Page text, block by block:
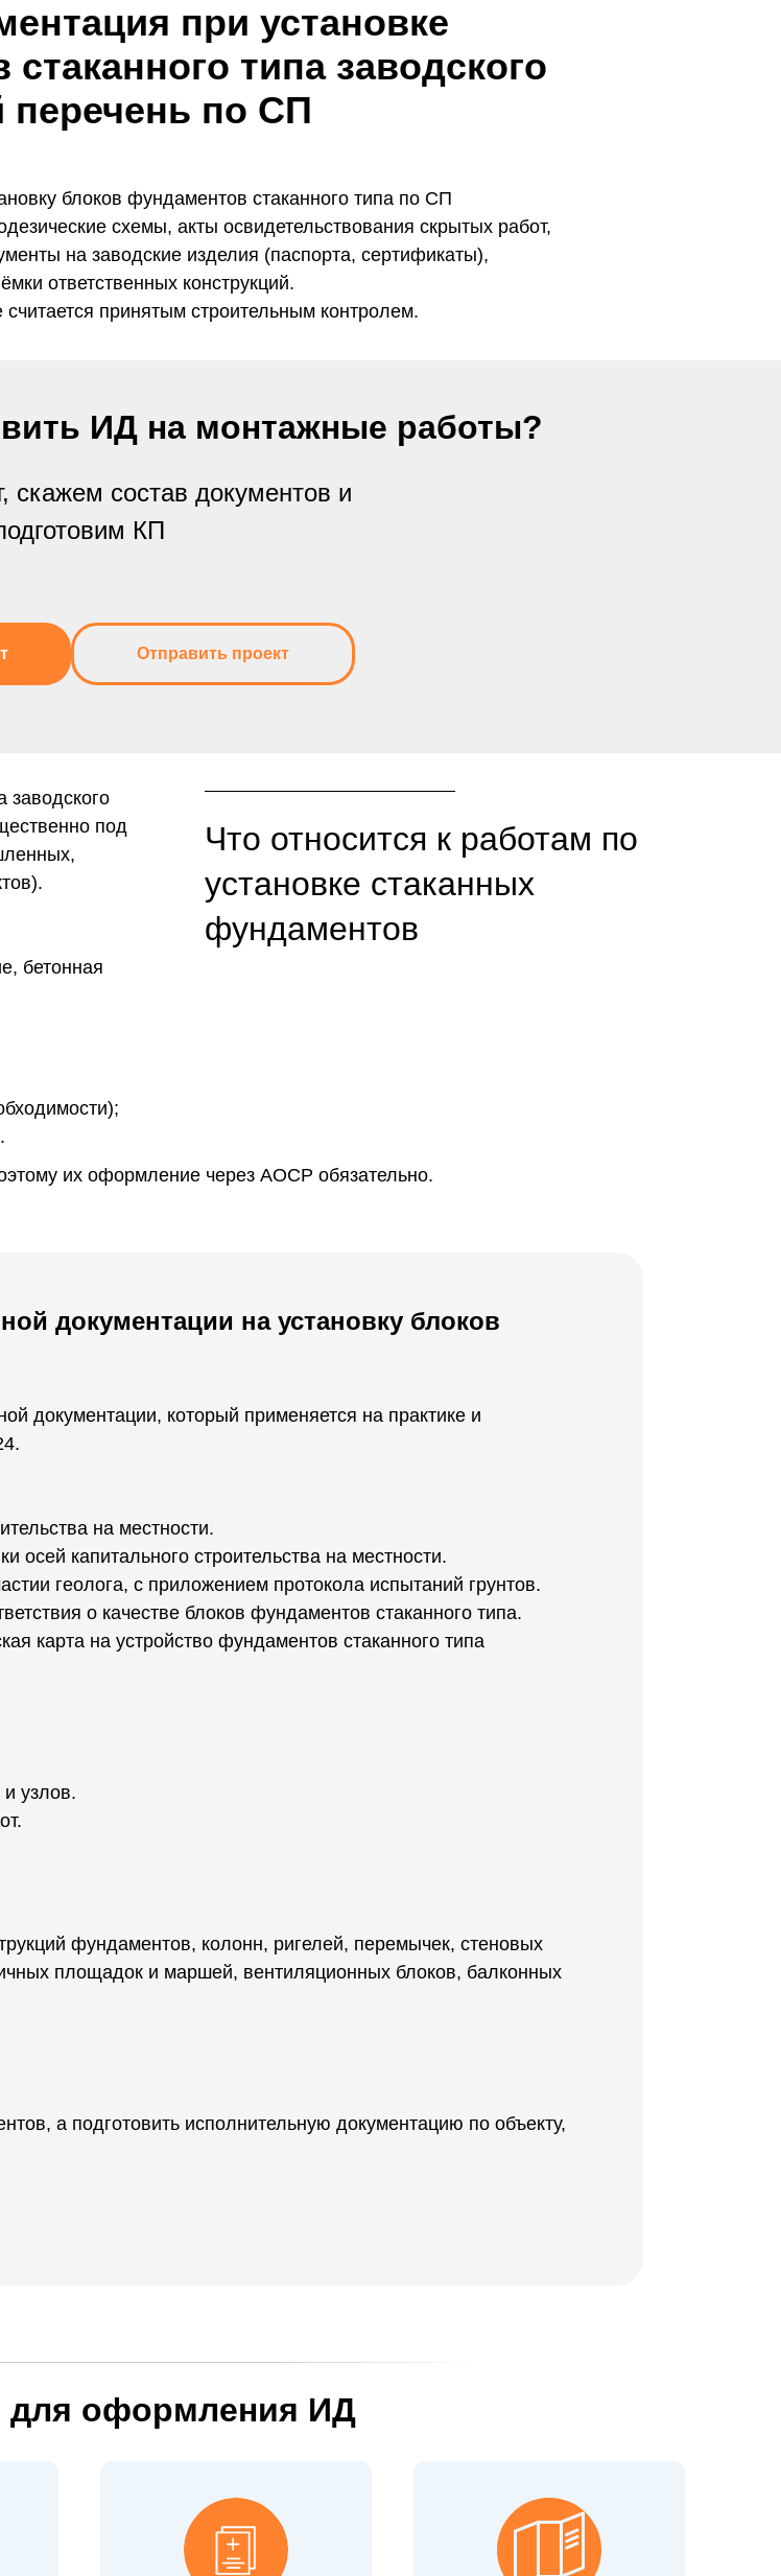
при установке
типа заводского
перечень по СП
блоков фундаментов стаканного типа по СП
схемы, акты освидетельствования скрытых работ,
на заводские изделия (паспорта, сертификаты),
ответственных конструкций.
принятым строительным контролем.
ИД на монтажные работы?
скажем состав документов и
КП
Отправить проект
Что относится к работам по
установке стаканных
фундаментов
заводского
под
бетонная
их оформление через АОСР обязательно.
документации на установку блоков
документации, который применяется на практике и
на местности.
осей капитального строительства на местности.
геолога, с приложением протокола испытаний грунтов.
о качестве блоков фундаментов стаканного типа.
карта на устройство фундаментов стаканного типа
узлов.
фундаментов, колонн, ригелей, перемычек, стеновых
площадок и маршей, вентиляционных блоков, балконных
а подготовить исполнительную документацию по объекту,
для оформления ИД